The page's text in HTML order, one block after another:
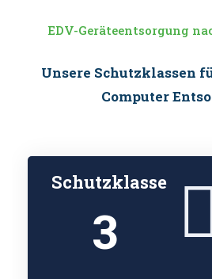
EDV-Geräteentsorgung
Unsere Schutzklassen
Computer
Schutzklasse
3